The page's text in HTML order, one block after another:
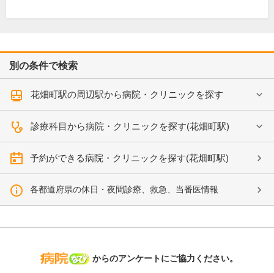
別の条件で検索
花畑町駅の周辺駅から病院・クリニックを探す
診療科目から病院・クリニックを探す(花畑町駅)
予約ができる病院・クリニックを探す(花畑町駅)
各都道府県の休日・夜間診療、救急、当番医情報
病院なび
からのアンケートにご協力ください。